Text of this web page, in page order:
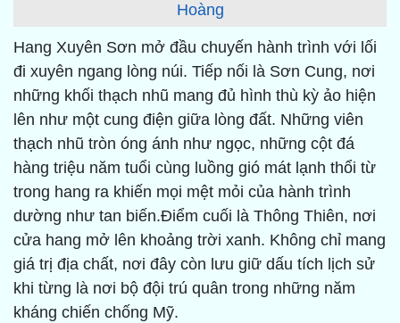
Hoàng
Hang Xuyên Sơn mở đầu chuyến hành trình với lối
đi xuyên ngang lòng núi. Tiếp nối là Sơn Cung, nơi
những khối thạch nhũ mang đủ hình thù kỳ ảo hiện
lên như một cung điện giữa lòng đất. Những viên
thạch nhũ tròn óng ánh như ngọc, những cột đá
hàng triệu năm tuổi cùng luồng gió mát lạnh thổi từ
trong hang ra khiến mọi mệt mỏi của hành trình
dường như tan biến.Điểm cuối là Thông Thiên, nơi
cửa hang mở lên khoảng trời xanh. Không chỉ mang
giá trị địa chất, nơi đây còn lưu giữ dấu tích lịch sử
khi từng là nơi bộ đội trú quân trong những năm
kháng chiến chống Mỹ.